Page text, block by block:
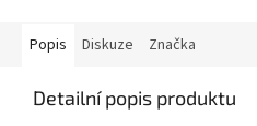
Popis Diskuze Značka
Detailní popis produktu